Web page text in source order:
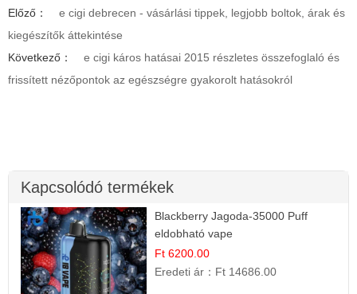
Előző：
e cigi debrecen - vásárlási tippek, legjobb boltok, árak és
kiegészítők áttekintése
Következő：
e cigi káros hatásai 2015 részletes összefoglaló és
frissített nézőpontok az egészségre gyakorolt hatásokról
Kapcsolódó termékek
Blackberry Jagoda-35000 Puff
eldobható vape
Ft 6200.00
Eredeti ár： Ft 14686.00